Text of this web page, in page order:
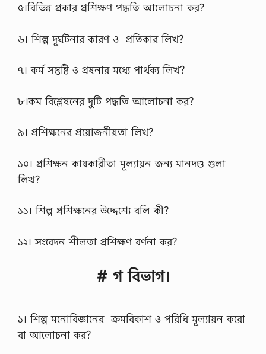
৫।বিভিন্ন প্রকার প্রশিক্ষণ পদ্ধতি আলোচনা কর?
৬। শিল্প দূর্ঘটনার কারণ ও প্রতিকার লিখ?
৭। কর্ম সন্তুষ্টি ও প্রষনার মধ্যে পার্থক্য লিখ?
৮।কম বিশ্লেষনের দুটি পদ্ধতি আলোচনা কর?
৯। প্রশিক্ষনের প্রয়োজনীয়তা লিখ?
১০। প্রশিক্ষন কাযকারীতা মূল্যায়ন জন্য মানদণ্ড গুলা
লিখ?
১১। শিল্প প্রশিক্ষনের উদ্দেশ্যে বলি কী?
১২। সংবেদন শীলতা প্রশিক্ষণ বর্ণনা কর?
# গ বিভাগ।
১। শিল্প মনোবিজ্ঞানের ক্রমবিকাশ ও পরিধি মূল্যায়ন করো
বা আলোচনা কর?